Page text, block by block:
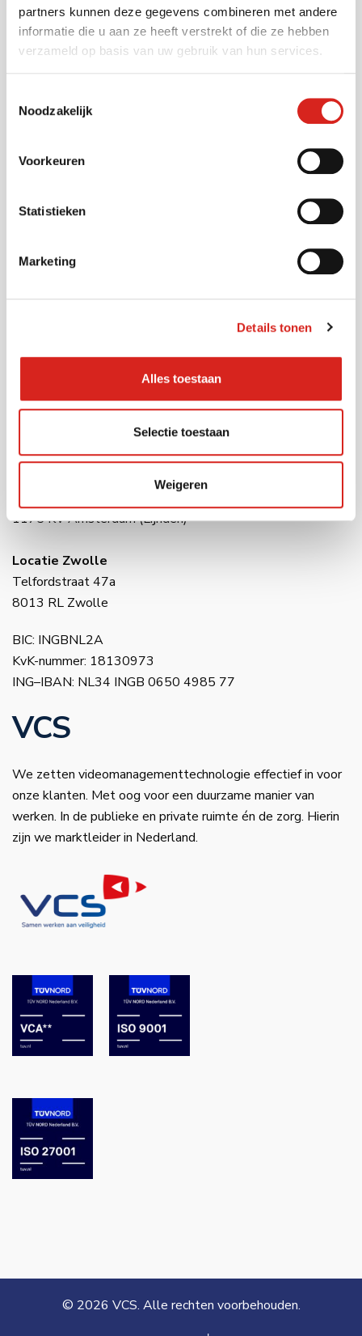
partners kunnen deze gegevens combineren met andere
informatie die u aan ze heeft verstrekt of die ze hebben
verzameld op basis van uw gebruik van hun services.
Noodzakelijk
Voorkeuren
Statistieken
Marketing
Details tonen
Alles toestaan
Selectie toestaan
Weigeren
Vervoersbedrijven
Onderwijs
Industrie
Bouwsector
Zorg
Bedrijventerreinen
Contact
E-mail:info@vcsobservation.com
Havenweg 28
1175 KV Amsterdam (Lijnden)
Locatie Zwolle
Telfordstraat 47a
8013 RL Zwolle
BIC: INGBNL2A
KvK-nummer: 18130973
ING–IBAN: NL34 INGB 0650 4985 77
VCS
We zetten videomanagementtechnologie effectief in voor
onze klanten. Met oog voor een duurzame manier van
werken. In de publieke en private ruimte én de zorg. Hierin
zijn we marktleider in Nederland.
© 2026 VCS. Alle rechten voorbehouden.